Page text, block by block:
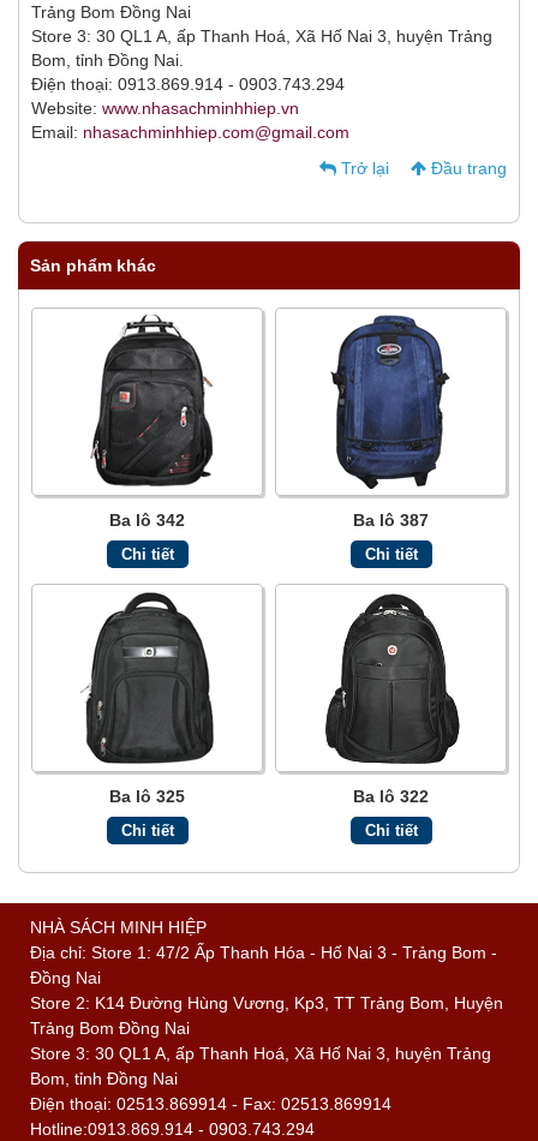
Trảng Bom Đồng Nai
Store 3: 30 QL1 A, ấp Thanh Hoá, Xã Hố Nai 3, huyện Trảng
Bom, tỉnh Đồng Nai.
Điện thoại: 0913.869.914 - 0903.743.294
Website: www.nhasachminhhiep.vn
Email: nhasachminhhiep.com@gmail.com
Trở lại
Đầu trang
Sản phẩm khác
Ba lô 342
Chi tiết
Ba lô 387
Chi tiết
Ba lô 325
Chi tiết
Ba lô 322
Chi tiết
NHÀ SÁCH MINH HIỆP
Địa chỉ: Store 1: 47/2 Ấp Thanh Hóa - Hố Nai 3 - Trảng Bom -
Đồng Nai
Store 2: K14 Đường Hùng Vương, Kp3, TT Trảng Bom, Huyện
Trảng Bom Đồng Nai
Store 3: 30 QL1 A, ấp Thanh Hoá, Xã Hố Nai 3, huyện Trảng
Bom, tỉnh Đồng Nai
Điện thoại: 02513.869914 - Fax: 02513.869914
Hotline:0913.869.914 - 0903.743.294